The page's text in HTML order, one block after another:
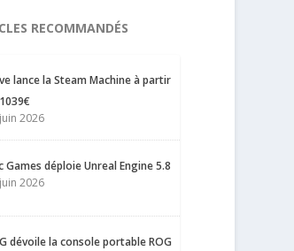
RECOMMANDÉS
lance la Steam Machine à partir
2026
Games déploie Unreal Engine 5.8
2026
dévoile la console portable ROG